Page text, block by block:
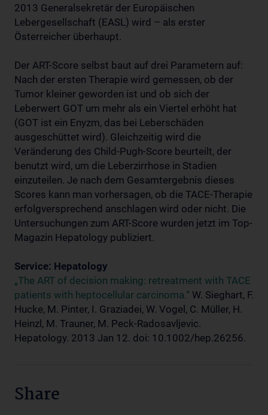
2013 Generalsekretär der Europäischen
Lebergesellschaft (EASL) wird – als erster
Österreicher überhaupt.
Der ART-Score selbst baut auf drei Parametern auf:
Nach der ersten Therapie wird gemessen, ob der
Tumor kleiner geworden ist und ob sich der
Leberwert GOT um mehr als ein Viertel erhöht hat
(GOT ist ein Enyzm, das bei Leberschäden
ausgeschüttet wird). Gleichzeitig wird die
Veränderung des Child-Pugh-Score beurteilt, der
benutzt wird, um die Leberzirrhose in Stadien
einzuteilen. Je nach dem Gesamtergebnis dieses
Scores kann man vorhersagen, ob die TACE-Therapie
erfolgversprechend anschlagen wird oder nicht. Die
Untersuchungen zum ART-Score wurden jetzt im Top-
Magazin Hepatology publiziert.
Service: Hepatology
„The ART of decision making: retreatment with TACE
patients with heptocellular carcinoma.“ W. Sieghart, F.
Hucke, M. Pinter, I. Graziadei, W. Vogel, C. Müller, H.
Heinzl, M. Trauner, M. Peck-Radosavljevic.
Hepatology. 2013 Jan 12. doi: 10.1002/hep.26256.
Share